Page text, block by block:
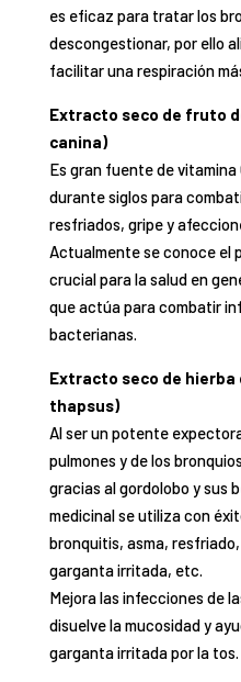
es eficaz para tratar los
descongestionar, por ello
facilitar una respiración
Extracto seco de fruto
canina)
Es gran fuente de
durante siglos para
resfriados, gripe y
Actualmente se conoce el
crucial para la salud en
que actúa para combatir
bacterianas.
Extracto seco de hierba
thapsus)
Al ser un potente
pulmones y de los
gracias al gordolobo y sus
medicinal se utiliza con
bronquitis, asma,
garganta irritada, etc.
Mejora las infecciones de
disuelve la mucosidad y
garganta irritada por la tos.